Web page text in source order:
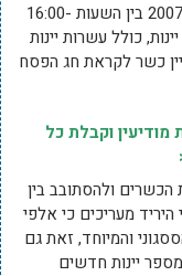
היריד יתקיים בימים רביעי וחמישי, 7-8 במרס 2007 בין השעות 16:00-
כולל עשרות יינות
כשר לקראת חג הפסח
וקבלת כל
הכשרים ולהסתובב בין
היריד מעריכים כי אלפי
והמיוחד, זאת גם
יינות חדשים